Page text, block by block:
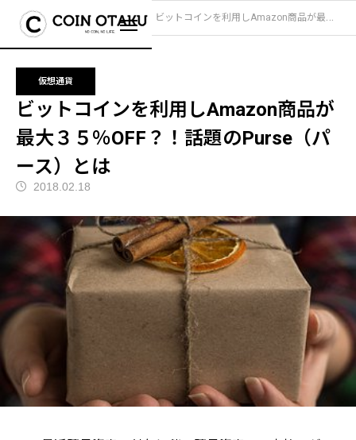
ブログ 仮想通貨 ビットコインを利用しAmazon商品が最大３５％OFF？！話題のPurse（パース）とは
仮想通貨
ビットコインを利用しAmazon商品が
最大３５％OFF？！話題のPurse（パ
ース）とは
2018.02.18